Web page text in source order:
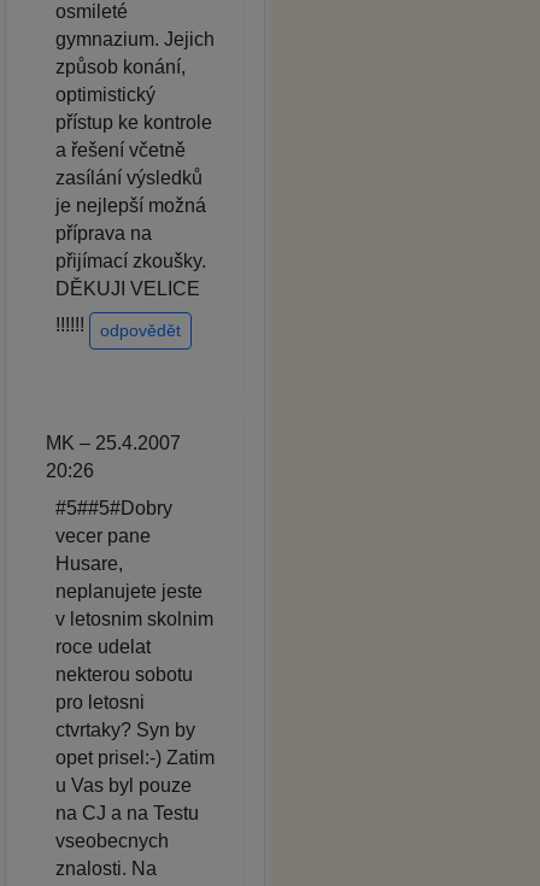
osmileté
gymnazium. Jejich
způsob konání,
optimistický
přístup ke kontrole
a řešení včetně
zasílání výsledků
je nejlepší možná
příprava na
přijímací zkoušky.
DĚKUJI VELICE
!!!!!!
odpovědět
MK – 25.4.2007
20:26
#5##5#Dobry
vecer pane
Husare,
neplanujete jeste
v letosnim skolnim
roce udelat
nekterou sobotu
pro letosni
ctvrtaky? Syn by
opet prisel:-) Zatim
u Vas byl pouze
na CJ a na Testu
vseobecnych
znalosti. Na